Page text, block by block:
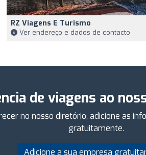
RZ Viagens E Turismo
Ver endereço e dados de contacto
de viagens ao
no nosso diretório, adicione as
gratuitamente.
Adicione a sua empresa